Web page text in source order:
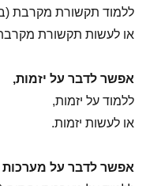
ללמוד תקשורת מקרבת
או לעשות תקשורת
אפשר לדבר על יזמות,
ללמוד על יזמות,
או לעשות יזמות.
אפשר לדבר על מערכות